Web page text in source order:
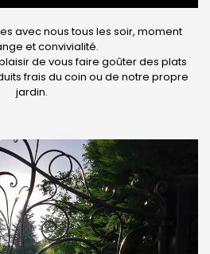
avec nous tous les soir, moment
et convivialité.
de vous faire goûter des plats
frais du coin ou de notre propre
jardin.